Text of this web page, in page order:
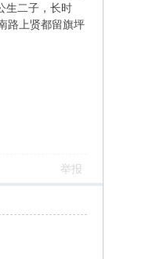
生二子，长时
路上贤都留旗坪
举报